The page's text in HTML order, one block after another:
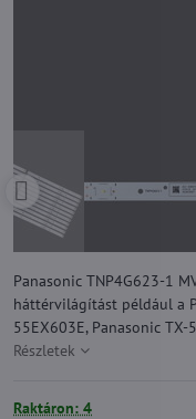
Panasonic TNP4G623-1
háttérvilágítást például a
55EX603E, Panasonic TX-
Részletek
Raktáron: 4